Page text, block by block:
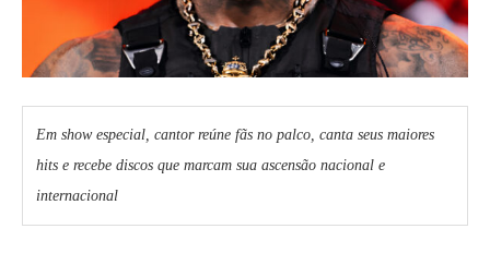
Em show especial, cantor reúne fãs no palco, canta seus maiores
hits e recebe discos que marcam sua ascensão nacional e
internacional